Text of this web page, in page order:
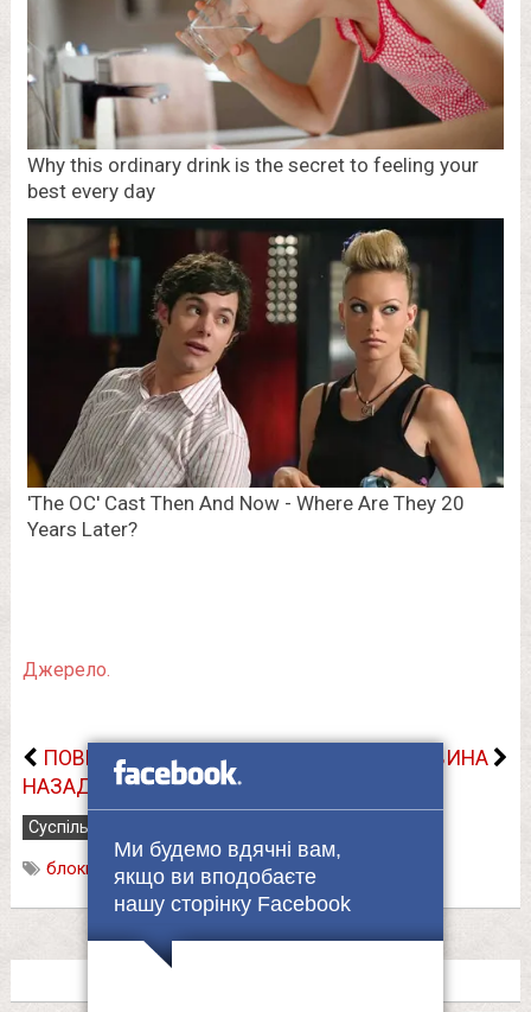
Джерело.
ПОВЕРНУТИСЬ
НАЗАД
НАСТУПНА НОВИНА
Суспільство
блокпости,повістки,Укpaїнці
Ми будемо вдячні вам,
якщо ви вподобаєте
нашу сторінку Facebook